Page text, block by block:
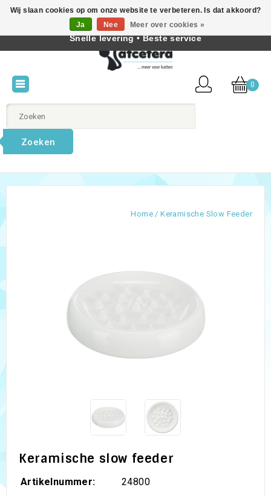
Nederlands
0
Zoeken
Home/Keramische Slow Feeder
Keramische slow feeder
Artikelnummer:
24800
Wij slaan cookies op om onze website te verbeteren. Is dat akkoord?
Ja
Nee Meer over cookies »
Beste producten voor katten • Kennis van kattengedrag •
Snelle levering • Beste service